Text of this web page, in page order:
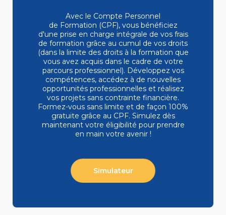
Avec le Compte Personnel
de Formation (CPF), vous bénéficiez
d'une prise en charge intégrale de vos frais
de formation grâce au cumul de vos droits
(dans la limite des droits à la formation que
vous avez acquis dans le cadre de votre
parcours professionnel). Développez vos
compétences, accédez à de nouvelles
opportunités professionnelles et réalisez
vos projets sans contrainte financière.
Formez-vous sans limite et de façon 100%
gratuite grâce au CPF. Simulez dès
maintenant votre éligibilité pour prendre
en main votre avenir !
Simulateur